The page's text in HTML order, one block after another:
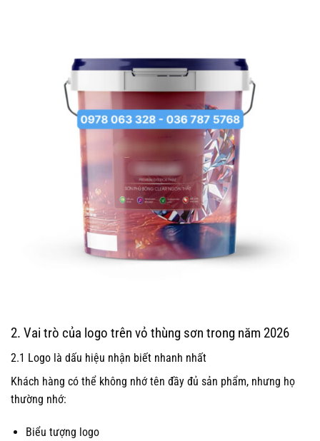
2. Vai trò của logo trên vỏ thùng sơn trong năm 2026
2.1 Logo là dấu hiệu nhận biết nhanh nhất
Khách hàng có thể không nhớ tên đầy đủ sản phẩm, nhưng họ
thường nhớ:
Biểu tượng logo